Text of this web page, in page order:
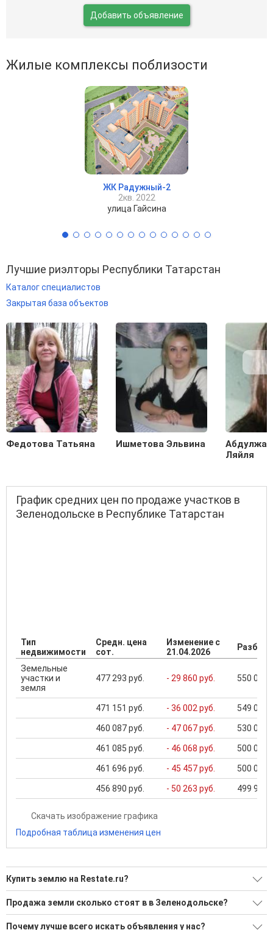
Добавить объявление
Жилые комплексы поблизости
ЖК Радужный-2
2кв. 2022
улица Гайсина
Лучшие риэлторы Республики Татарстан
Каталог специалистов
Закрытая база объектов
Федотова Татьяна Ишметова Эльвина
Ляйля
График средних цен по продаже участков в
Зеленодольске в Республике Татарстан
Тип
недвижимости
Средн. цена
сот.
Изменение с
21.04.2026
Земельные
участки и
земля
477 293 руб. - 29 860 руб. 550 000
471 151 руб. - 36 002 руб. 549 000
460 087 руб. - 47 067 руб. 530 000
461 085 руб. - 46 068 руб. 500 000
461 696 руб. - 45 457 руб. 500 000
456 890 руб. - 50 263 руб. 499 999
Скачать изображение графика
Подробная таблица изменения цен
Купить землю на Restate.ru?
2 актуальных и проверенных объявления
Продажа земли сколько стоят в в Зеленодольске?
Минимальная цена: 950 000 Р. Максимальная цена: 52 000
Почему лучше всего искать объявления у нас?